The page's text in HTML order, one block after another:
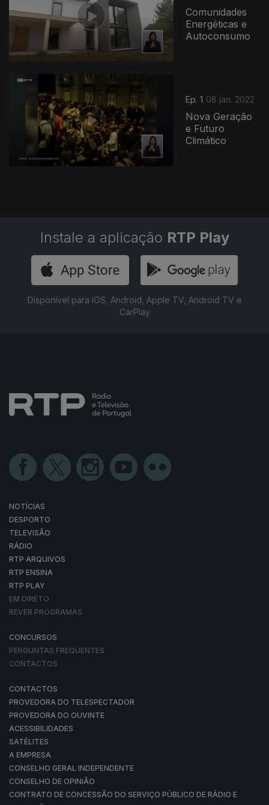
Comunidades
Energéticas e
Autoconsumo
Ep. 1 08 jan. 2022
Nova Geração
e Futuro
Climático
590937
Instale a aplicação RTP Play
Disponível para iOS, Android, Apple TV, Android TV e
CarPlay
NOTÍCIAS
DESPORTO
TELEVISÃO
RÁDIO
RTP ARQUIVOS
RTP ENSINA
RTP PLAY
EM DIRETO
REVER PROGRAMAS
CONCURSOS
PERGUNTAS FREQUENTES
CONTACTOS
CONTACTOS
PROVEDORA DO TELESPECTADOR
PROVEDORA DO OUVINTE
ACESSIBILIDADES
SATÉLITES
A EMPRESA
CONSELHO GERAL INDEPENDENTE
CONSELHO DE OPINIÃO
CONTRATO DE CONCESSÃO DO SERVIÇO PÚBLICO DE RÁDIO E